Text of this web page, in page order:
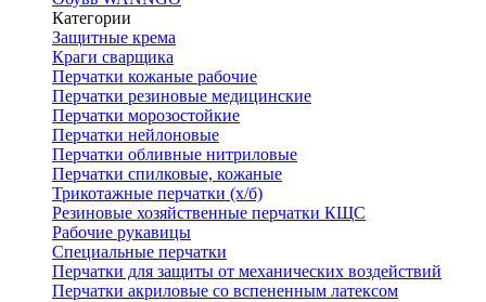
Категории
Защитные крема
Краги сварщика
Перчатки кожаные рабочие
Перчатки резиновые медицинские
Перчатки морозостойкие
Перчатки нейлоновые
Перчатки обливные нитриловые
Перчатки спилковые, кожаные
Трикотажные перчатки (х/б)
Резиновые хозяйственные перчатки КЩС
Рабочие рукавицы
Специальные перчатки
Перчатки для защиты от механических воздействий
Перчатки акриловые со вспененным латексом